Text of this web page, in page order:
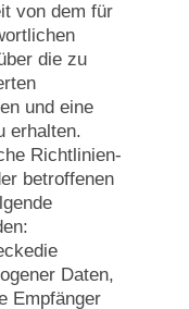
von dem für
die zu
und eine
erhalten.
Richtlinien-
betroffenen
Daten,
Empfänger